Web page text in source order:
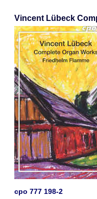
Vincent Lübeck
cpo 777 198-2